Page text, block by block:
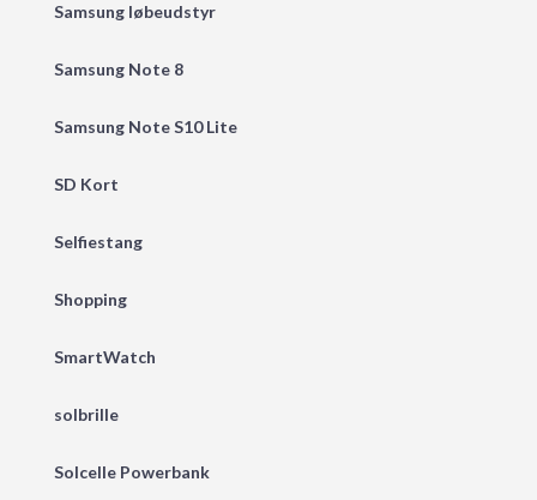
Samsung løbeudstyr
Samsung Note 8
Samsung Note S10 Lite
SD Kort
Selfiestang
Shopping
SmartWatch
solbrille
Solcelle Powerbank